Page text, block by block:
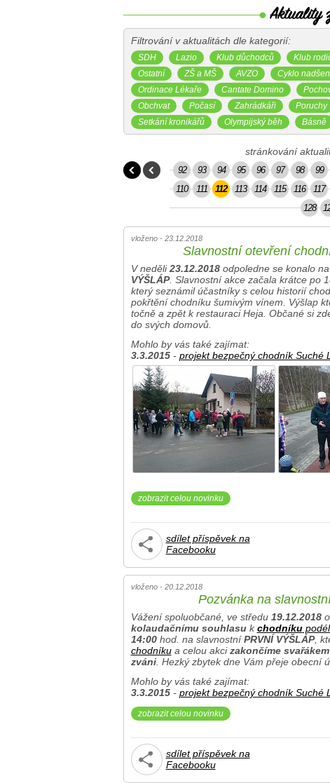
Filtrování v aktualitách dle kategorií:
SDH Lazio Klub důchodců Klub
Ostatní
ZŠ a MŠ AVZO Cyklo
Ordinace Lékaře
Cantate Domino
Obchvat
Počasí Zahrádkáři Poruchy
Setkání kronikářů
Olympijský běh Básně
stránkování
92 93 94 95 96 97 98 99
110
111 112 113 114 115 116 117
128
vloženo - 23.12.2018
Slavnostní otevření
V neděli23.12.2018odpoledne se konalo
VÝŠLÁP. Slavnostní akce začala krátce po
který seznámil účastníky s celou historií
pokřtění chodníku šumivým vínem. Výšlap
točně a zpět k restauraci Heja. Občané si
do svých domovů.
Mohlo by vás také zajímat:
3.3.2015- projekt bezpečný chodník Suché
zobrazit celou novinku
sdílet příspěvek na
Facebooku
vloženo - 20.12.2018
Pozvánka na
Vážení spoluobčané, ve středu 19.12.2018
kolaudačnímu souhlasukchodníkupodél
14:00hod. na slavnostníPRVNÍ VÝŠLÁP,
chodníkua celou akcizakončíme svařákem
zváni. Hezký zbytek dne Vám přeje obecní
Mohlo by vás také zajímat:
3.3.2015- projekt bezpečný chodník Suché
zobrazit celou novinku
sdílet příspěvek na
Facebooku